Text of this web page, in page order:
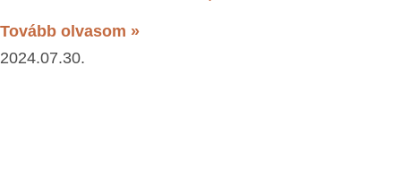
Tovább olvasom »
2024.07.30.